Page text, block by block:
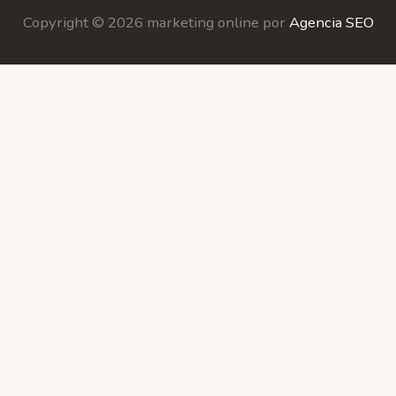
Copyright © 2026 marketing online por Agencia SEO